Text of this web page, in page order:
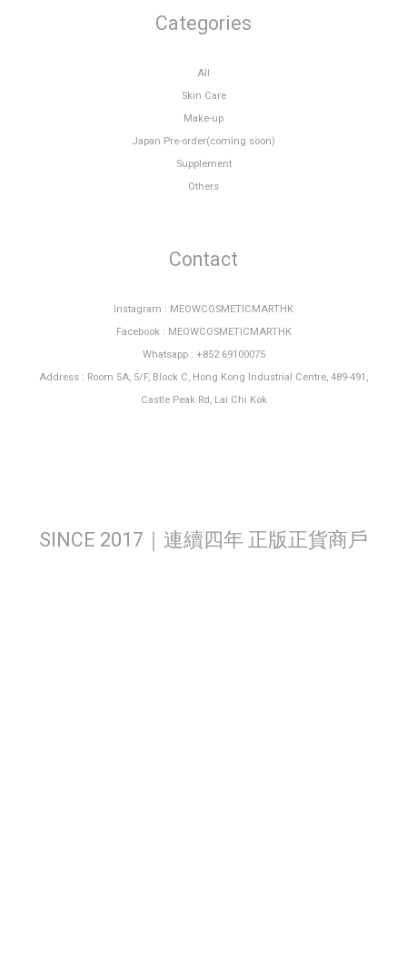
Categories
All
Skin Care
Make-up
Japan Pre-order(coming soon)
Supplement
Others
Contact
Instagram : MEOWCOSMETICMARTHK
Facebook : MEOWCOSMETICMARTHK
Whatsapp : +852 69100075
Address : Room 5A, 5/F, Block C, Hong Kong Industrial Centre, 489-491,
Castle Peak Rd, Lai Chi Kok
SINCE 2017｜連續四年 正版正貨商戶